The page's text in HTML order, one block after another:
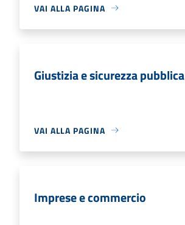
VAI ALLA PAGINA
Giustizia e sicurezza pubblica
VAI ALLA PAGINA
Imprese e commercio